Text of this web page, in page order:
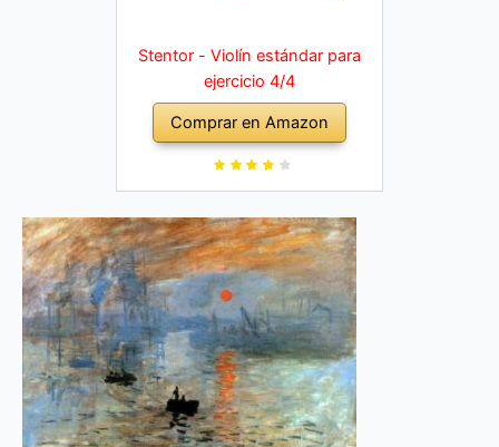
Stentor - Violín estándar para
ejercicio 4/4
Comprar en Amazon